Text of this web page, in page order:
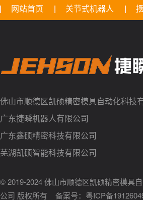
网站首页 关节式机器人
佛山市顺德区凯硕精密模具自动化科技
广东捷瞬机器人有限公司
广东鑫硕精密科技有限公司
芜湖凯硕智能科技有限公司
© 2019-2024 佛山市顺德区凯硕精密模具
公司 版权所有 备案号： 粤ICP备